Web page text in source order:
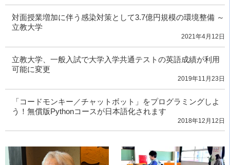
対面授業増加に伴う感染対策として3.7億円規模の環境整備 ～
立教大学
2021年4月12日
立教大学、一般入試で大学入学共通テストの英語成績が利用
可能に変更
2019年11月23日
「コードモンキー／チャットボット」をプログラミングしよ
う！無償版Pythonコースが日本語化されます
2018年12月12日